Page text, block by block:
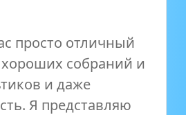
просто отличный
хороших собраний и
и даже
Я представляю